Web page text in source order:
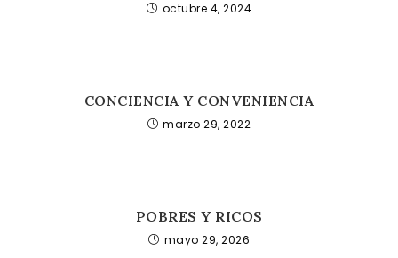
octubre 4, 2024
CONCIENCIA Y CONVENIENCIA
marzo 29, 2022
POBRES Y RICOS
mayo 29, 2026